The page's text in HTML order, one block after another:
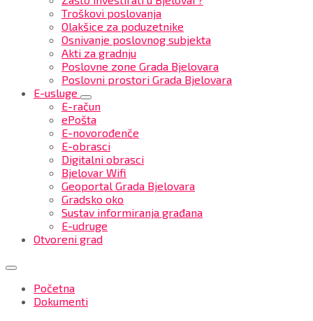
Troškovi poslovanja
Olakšice za poduzetnike
Osnivanje poslovnog subjekta
Akti za gradnju
Poslovne zone Grada Bjelovara
Poslovni prostori Grada Bjelovara
E-usluge
E-račun
ePošta
E-novorođenče
E-obrasci
Digitalni obrasci
Bjelovar Wifi
Geoportal Grada Bjelovara
Gradsko oko
Sustav informiranja građana
E-udruge
Otvoreni grad
Početna
Dokumenti